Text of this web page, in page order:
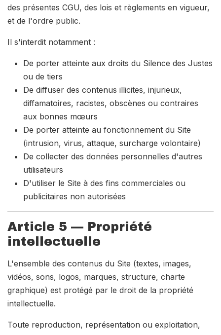
des présentes CGU, des lois et règlements en vigueur,
et de l'ordre public.
Il s'interdit notamment :
De porter atteinte aux droits du Silence des Justes
ou de tiers
De diffuser des contenus illicites, injurieux,
diffamatoires, racistes, obscènes ou contraires
aux bonnes mœurs
De porter atteinte au fonctionnement du Site
(intrusion, virus, attaque, surcharge volontaire)
De collecter des données personnelles d'autres
utilisateurs
D'utiliser le Site à des fins commerciales ou
publicitaires non autorisées
Article 5 — Propriété
intellectuelle
L'ensemble des contenus du Site (textes, images,
vidéos, sons, logos, marques, structure, charte
graphique) est protégé par le droit de la propriété
intellectuelle.
Toute reproduction, représentation ou exploitation,